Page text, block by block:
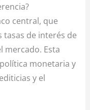
central, que
tasas de interés de
mercado. Esta
monetaria y
y el